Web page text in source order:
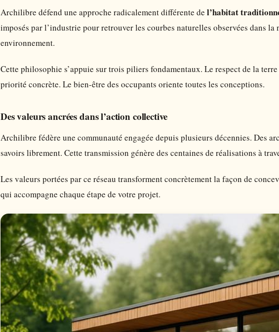
Archilibre défend une approche radicalement différente de l’habitat
imposés par l’industrie pour retrouver les courbes naturelles observées dans
environnement.
Cette philosophie s’appuie sur trois piliers fondamentaux. Le respect de la
priorité concrète. Le bien-être des occupants oriente toutes les conceptions.
Des valeurs ancrées dans l’action collective
Archilibre fédère une communauté engagée depuis plusieurs décennies. Des
savoirs librement. Cette transmission génère des centaines de réalisations à
Les valeurs portées par ce réseau transforment concrètement la façon de
qui accompagne chaque étape de votre projet.